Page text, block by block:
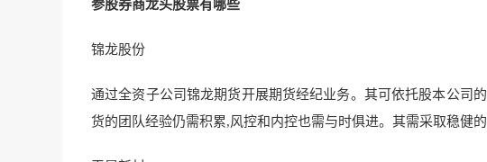
参股券商龙头股票有哪些
锦龙股份
通过全资子公司锦龙期货开展期货经纪业务。其可依托股本公司
货的团队经验仍需积累,风控和内控也需与时俱进。其需采取稳健